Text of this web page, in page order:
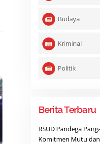
Budaya
Kriminal
Politik
Berita Terbaru
RSUD Pandega
Komitmen Mutu